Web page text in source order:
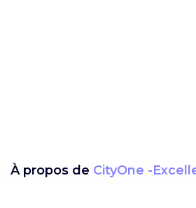
À propos de CityOne -